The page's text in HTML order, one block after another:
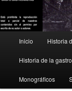
principal
Inicio Historia
Historia de la
Monográficos